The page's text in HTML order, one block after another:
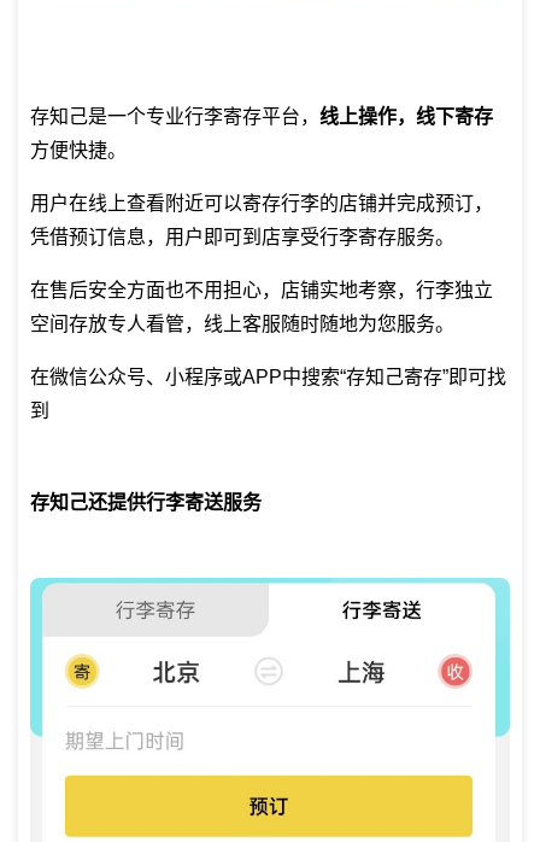
存知己是一个专业行李寄存平台， 线上操作，线下寄存
方便快捷。
用户在线上查看附近可以寄存行李的店铺并完成预订，
凭借预订信息，用户即可到店享受行李寄存服务。
在售后安全方面也不用担心，店铺实地考察，行李独立
空间存放专人看管，线上客服随时随地为您服务。
在微信公众号、小程序或APP中搜索“存知己寄存”即可找
到
存知己还提供行李寄送服务